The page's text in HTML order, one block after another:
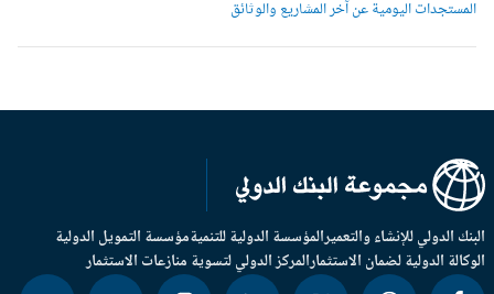
المستجدات اليومية عن آخر المشاريع والوثائق
الدولي للإنشاء والتعميرالمؤسسة الدولية للتنميةمؤسسة التمويل الدولية
الدولية لضمان الاستثمارالمركز الدولي لتسوية منازعات الاستثمار